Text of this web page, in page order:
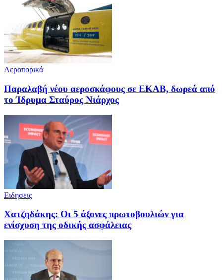
Αεροπορικά
Παραλαβή νέου αεροσκάφους σε ΕΚΑΒ, δωρεά από
το Ίδρυμα Σταύρος Νιάρχος
Ειδησεις
Χατζηδάκης: Οι 5 άξονες πρωτοβουλιών για
ενίσχυση της οδικής ασφάλειας